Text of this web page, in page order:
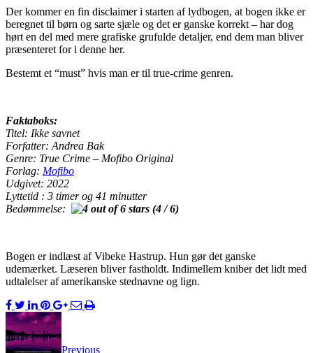
Der kommer en fin disclaimer i starten af lydbogen, at bogen ikke er
beregnet til børn og sarte sjæle og det er ganske korrekt – har dog
hørt en del med mere grafiske grufulde detaljer, end dem man bliver
præsenteret for i denne her.
Bestemt et “must” hvis man er til true-crime genren.
Faktaboks:
Titel: Ikke savnet
Forfatter: Andrea Bak
Genre: True Crime – Mofibo Original
Forlag: Mofibo
Udgivet: 2022
Lyttetid : 3 timer og 41 minutter
Bedømmelse:
(4 / 6)
Bogen er indlæst af Vibeke Hastrup. Hun gør det ganske
udemærket. Læseren bliver fastholdt. Indimellem kniber det lidt med
udtalelser af amerikanske stednavne og lign.
Previous